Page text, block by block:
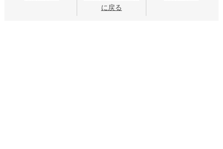
に戻る